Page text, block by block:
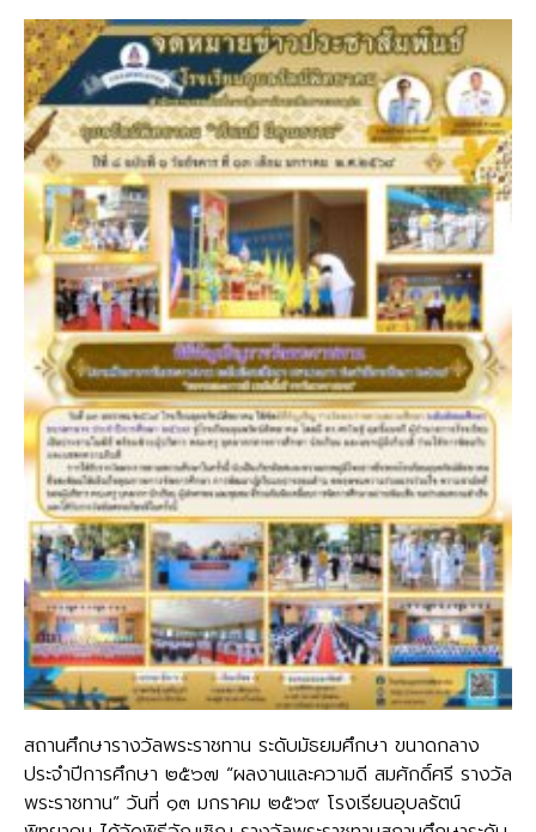
สถานศึกษารางวัลพระราชทาน ระดับมัธยมศึกษา ขนาดกลาง
ประจำปีการศึกษา ๒๕๖๗ “ผลงานและความดี สมศักดิ์ศรี รางวัล
พระราชทาน” วันที่ ๑๓ มกราคม ๒๕๖๙ โรงเรียนอุบลรัตน์